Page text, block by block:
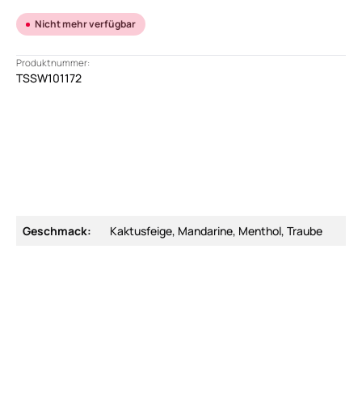
Nicht mehr verfügbar
Produktnummer:
TSSW101172
Geschmack: Kaktusfeige, Mandarine, Menthol, Traube